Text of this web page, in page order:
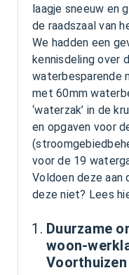
laagje sneeuw en
de raadszaal van
We hadden een
kennisdeling over
waterbesparende
met 60mm
‘waterzak’ in de
en opgaven voor
voor de 19
Voldoen deze aan
deze niet? Lees
Duurzame
woon-